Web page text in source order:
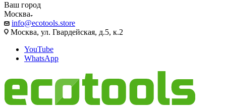
Ваш город
Москва
info@ecotools.store
Москва, ул. Гвардейская, д.5, к.2
YouTube
WhatsApp